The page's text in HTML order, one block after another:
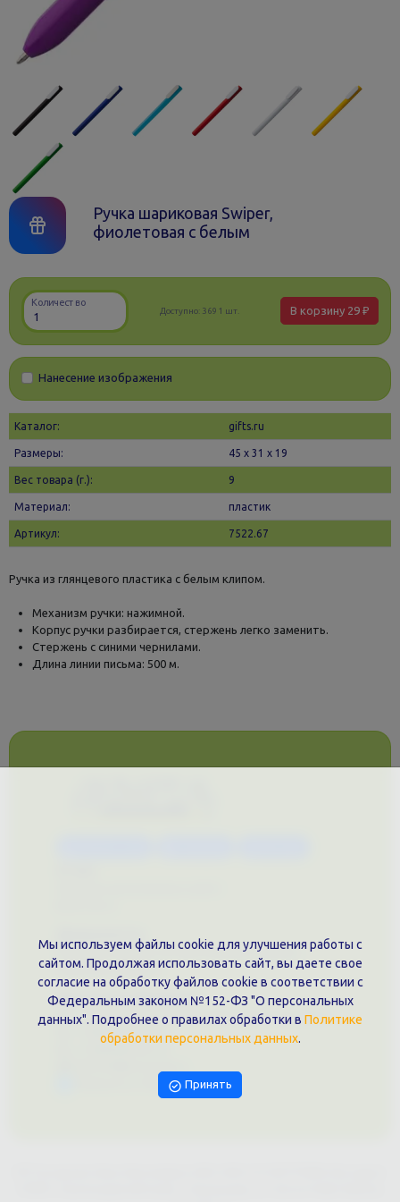
Ручка шариковая Swiper,
фиолетовая с белым
Количество
Доступно: 3691 шт. В корзину 29 ₽
Нанесение изображения
Каталог: gifts.ru
Размеры: 45 х 31 x 19
Вес товара (г.): 9
Материал: пластик
Артикул: 7522.67
Ручка из глянцевого пластика с белым клипом.
Механизм ручки: нажимной.
Корпус ручки разбирается, стержень легко заменить.
Стержень с синими чернилами.
Длина линии письма: 500 м.
Политика обработки персональных данных
Публичная оферта
Контакты филиала
г. Краснодар, ул. Шоссе Нефтяников, 28, оф. 51
+7 (861)202-09-02
+7 (909)466-00-16
Написать в Telegram
Мы используем файлы cookie для улучшения работы с
сайтом. Продолжая использовать сайт, вы даете свое
согласие на обработку файлов cookie в соответствии с
Федеральным законом №152-ФЗ "О персональных
данных". Подробнее о правилах обработки в Политике
обработки персональных данных.
Принять